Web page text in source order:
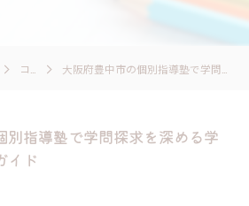
コラム 大阪府豊中市の個別指導塾で学問探求を深める学習環境の選び方ガイド
別指導塾で学問探求を深める学
イド